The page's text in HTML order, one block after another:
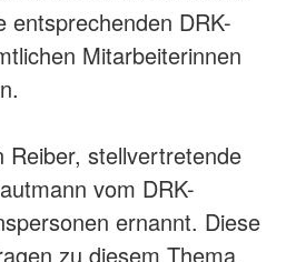
DRK-
Mitarbeiterinnen
Reiber, stellvertretende
vom DRK-
ernannt. Diese
zu diesem Thema